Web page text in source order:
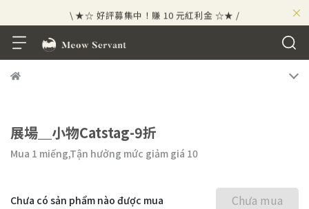
×
\ ★☆ 好評募集中！賺 10 元紅利金 ☆★ /
展場＿小物Catstag-9折
Mua 1 miếng,Tận hưởng mức giảm giá 10
Chưa có sản phẩm nào được mua Chưa mua